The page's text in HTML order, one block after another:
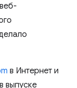
в Интернет и
выпуске